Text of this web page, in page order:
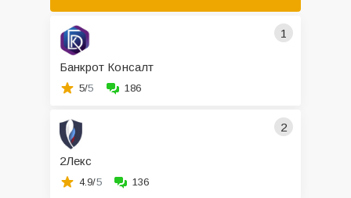
1
Банкрот Консалт
5/5 186
2
2Лекс
4.9/5 136